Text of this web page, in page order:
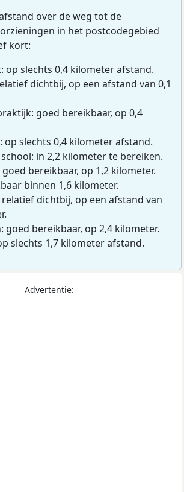
over de weg tot de
in het postcodegebied
kort:
op slechts 0,4 kilometer afstand.
dichtbij, op een afstand van 0,1
goed bereikbaar, op 0,4
op slechts 0,4 kilometer afstand.
in 2,2 kilometer te bereiken.
bereikbaar, op 1,2 kilometer.
binnen 1,6 kilometer.
dichtbij, op een afstand van
goed bereikbaar, op 2,4 kilometer.
slechts 1,7 kilometer afstand.
Advertentie: